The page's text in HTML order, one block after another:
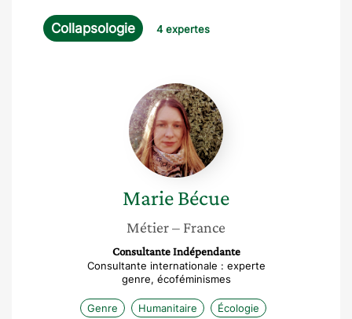
Collapsologie 4 expertes
Marie
Bécue
MarieBécue
Métier– France
Consultante Indépendante
Consultante internationale : experte
genre, écoféminismes
Genre Humanitaire Écologie